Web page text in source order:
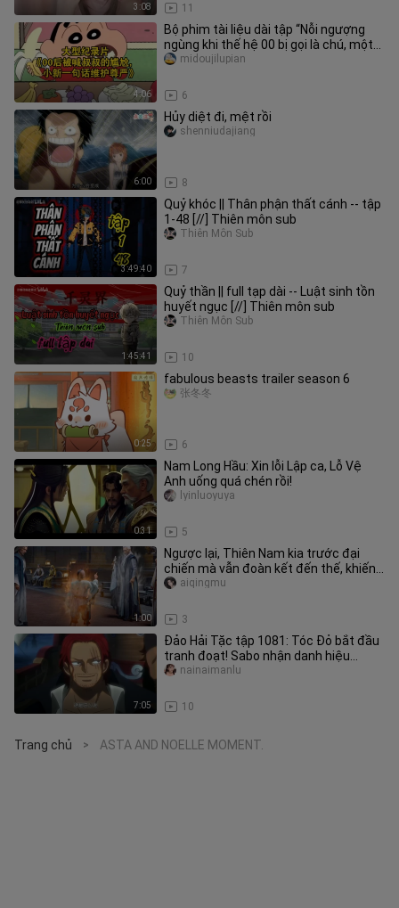
3:08 11
4:06
Bộ phim tài liệu dài tập “Nỗi ngượng
ngùng khi thế hệ 00 bị gọi là chú, một
câu nói của Tiểu Tân đã
6
midoujilupian
6:00
Hủy diệt đi, mệt rồi
8
shenniudajiang
3:49:40
Quỷ khóc || Thân phận thất cánh -- tập
1-48 [//] Thiên môn sub
7
Thiên Môn Sub
1:45:41
Quỷ thần || full tạp dài -- Luật sinh tồn
huyết ngục [//] Thiên môn sub
10
Thiên Môn Sub
0:25
fabulous beasts trailer season 6
6
张冬冬
0:31
Nam Long Hầu: Xin lỗi Lập ca, Lỗ Vệ
Anh uống quá chén rồi!
5
lyinluoyuya
1:00
Ngược lại, Thiên Nam kia trước đại
chiến mà vẫn đoàn kết đến thế, khiến
Hỏa Long phải “đụng” cho đã
3
aiqingmu
7:05
Đảo Hải Tặc tập 1081: Tóc Đỏ bắt đầu
tranh đoạt! Sabo nhận danh hiệu
“Diêm Đế”
10
nainaimanlu
Trang chủ > ASTA AND NOELLE MOMENT.